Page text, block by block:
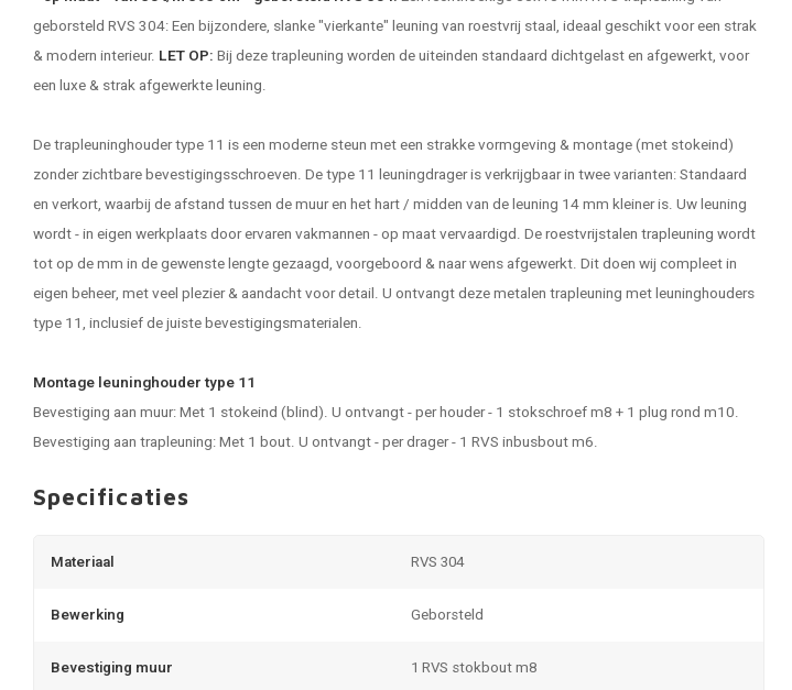
geborsteld RVS 304: Een bijzondere, slanke "vierkante" leuning van roestvrij staal, ideaal geschikt voor een strak
& modern interieur. LET OP: Bij deze trapleuning worden de uiteinden standaard dichtgelast en afgewerkt, voor
een luxe & strak afgewerkteleuning.
De trapleuninghouder type 11 is een moderne steun met een strakke vormgeving & montage (met stokeind)
zonder zichtbare bevestigingsschroeven. De type 11 leuningdrager is verkrijgbaar in twee varianten: Standaard
en verkort, waarbij de afstand tussen de muur en het hart / midden van de leuning 14 mm kleiner is. Uw leuning
wordt - in eigen werkplaats door ervaren vakmannen - op maat vervaardigd. Deroestvrijstalen trapleuning wordt
tot op de mm in de gewenste lengte gezaagd, voorgeboord & naar wens afgewerkt. Dit doen wij compleet in
eigen beheer, met veel plezier & aandacht voor detail. U ontvangt deze metalen trapleuning met leuninghouders
type 11, inclusief de juiste bevestigingsmaterialen.
Montage leuninghouder type 11
Bevestiging aan muur: Met 1 stokeind (blind). U ontvangt - per houder - 1 stokschroef m8 + 1 plug rond m10.
Bevestiging aan trapleuning: Met 1 bout. U ontvangt - per drager - 1 RVS inbusbout m6.
Specificaties
Materiaal RVS 304
Bewerking Geborsteld
Bevestiging muur 1 RVS stokbout m8